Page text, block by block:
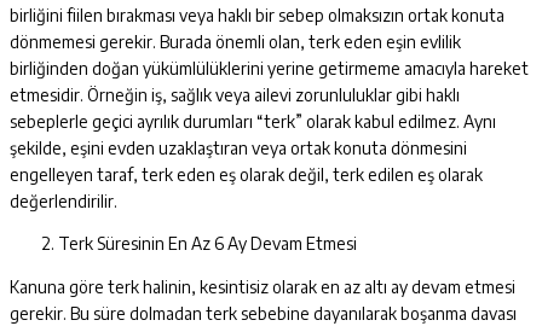
birliğini fiilen bırakması veya haklı bir sebep olmaksızın ortak konuta
dönmemesi gerekir. Burada önemli olan, terk eden eşin evlilik
birliğinden doğan yükümlülüklerini yerine getirmeme amacıyla hareket
etmesidir. Örneğin iş, sağlık veya ailevi zorunluluklar gibi haklı
sebeplerle geçici ayrılık durumları “terk” olarak kabul edilmez. Aynı
şekilde, eşini evden uzaklaştıran veya ortak konuta dönmesini
engelleyen taraf, terk eden eş olarak değil, terk edilen eş olarak
değerlendirilir.
Terk Süresinin En Az 6 Ay Devam Etmesi
Kanuna göre terk halinin, kesintisiz olarak en az altı ay devam etmesi
gerekir. Bu süre dolmadan terk sebebine dayanılarak boşanma davası